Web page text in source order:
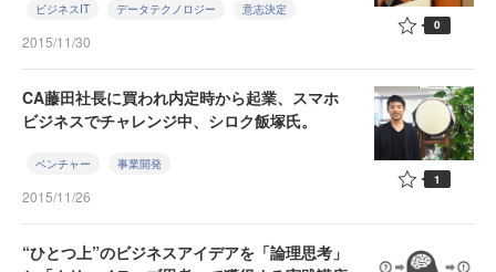
ビジネスIT データテクノロジー 意志決定
2015/11/30
0
CA藤田社長に買われ内定時から起業、スマホ
ビジネスでチャレンジ中、シロク飯塚氏。
ベンチャー 事業開発
2015/11/26
1
“ひとつ上”のビジネスアイデアを「論理思考」